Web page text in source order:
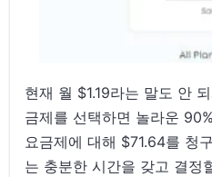
현재 월 $1.19라는 말도 안
금제를 선택하면 놀라운
요금제에 대해 $71.64를 청
는 충분한 시간을 갖고 결정